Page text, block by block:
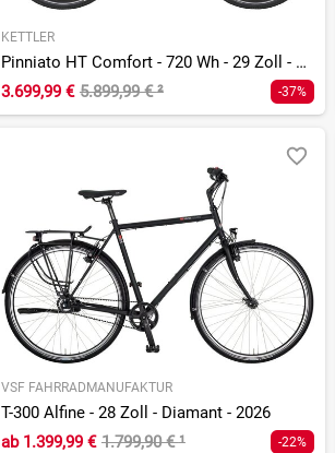
KETTLER
Pinniato HT Comfort - 720 Wh - 29 Zoll - Tiefeinsteiger
3.699,99 € 5.899,99 €² -37%
VSF FAHRRADMANUFAKTUR
T-300 Alfine - 28 Zoll - Diamant - 2026
ab1.399,99 € 1.799,90 €¹ -22%